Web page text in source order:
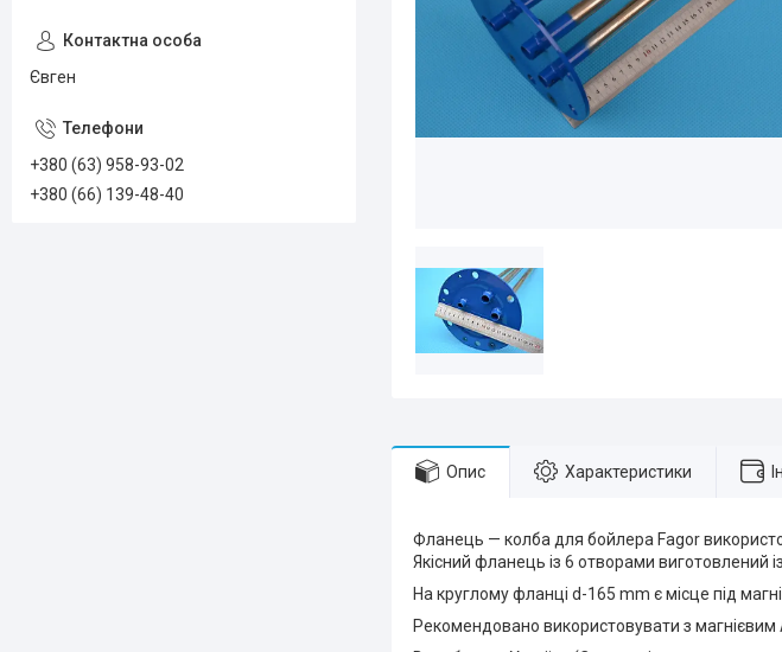
Опис Характеристики
Фланець — колба для бойлера Fagor
Якісний фланець із 6 отворами виготовлений
На круглому фланці d-165 mm є місце під
Рекомендовано використовувати з
Євген
+380 (63) 958-93-02
+380 (66) 139-48-40